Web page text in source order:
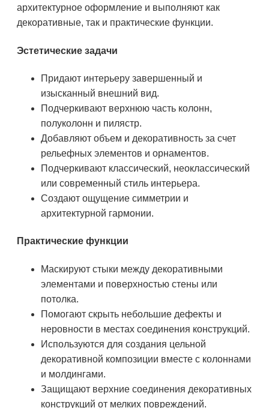
архитектурное оформление и выполняют как
декоративные, так и практические функции.
Эстетические задачи
Придают интерьеру завершенный и
изысканный внешний вид.
Подчеркивают верхнюю часть колонн,
полуколонн и пилястр.
Добавляют объем и декоративность за счет
рельефных элементов и орнаментов.
Подчеркивают классический, неоклассический
или современный стиль интерьера.
Создают ощущение симметрии и
архитектурной гармонии.
Практические функции
Маскируют стыки между декоративными
элементами и поверхностью стены или
потолка.
Помогают скрыть небольшие дефекты и
неровности в местах соединения конструкций.
Используются для создания цельной
декоративной композиции вместе с колоннами
и молдингами.
Защищают верхние соединения декоративных
конструкций от мелких повреждений.